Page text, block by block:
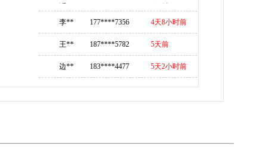
骆** 156****36585天10小时前